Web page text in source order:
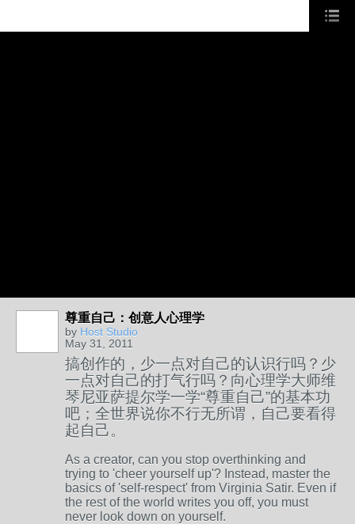
尊重自己：创意人心理学
by Host Studio
May 31, 2011
搞创作的，少一点对自己的认识行吗？少
一点对自己的打气行吗？向心理学大师维
琴尼亚萨提尔学一学“尊重自己”的基本功
吧；全世界说你不行无所谓，自己要看得
起自己。
As a creator, can you stop overthinking and
trying to 'cheer yourself up'? Instead, master the
basics of 'self-respect' from Virginia Satir. Even if
the rest of the world writes you off, you must
never look down on yourself.